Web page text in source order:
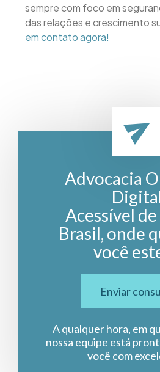
sempre com foco em
das relações e crescimento
em contato agora!
Advocacia
Acessível
Brasil, onde
você
Enviar
A qualquer hora, em
nossa equipe está
você com